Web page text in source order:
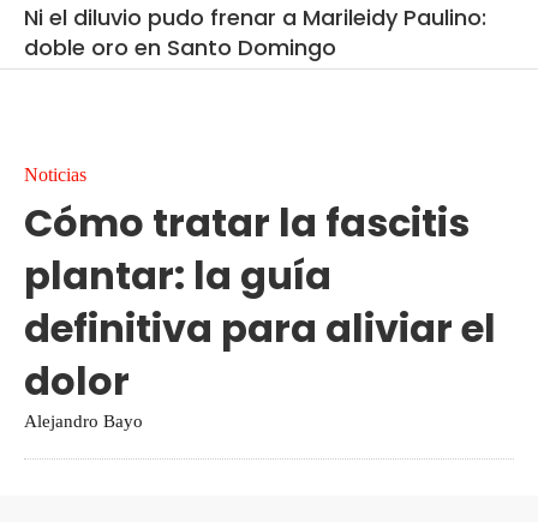
Ni el diluvio pudo frenar a Marileidy Paulino:
doble oro en Santo Domingo